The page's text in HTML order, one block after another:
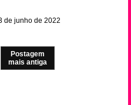
de junho de 2022
Postagem
mais antiga